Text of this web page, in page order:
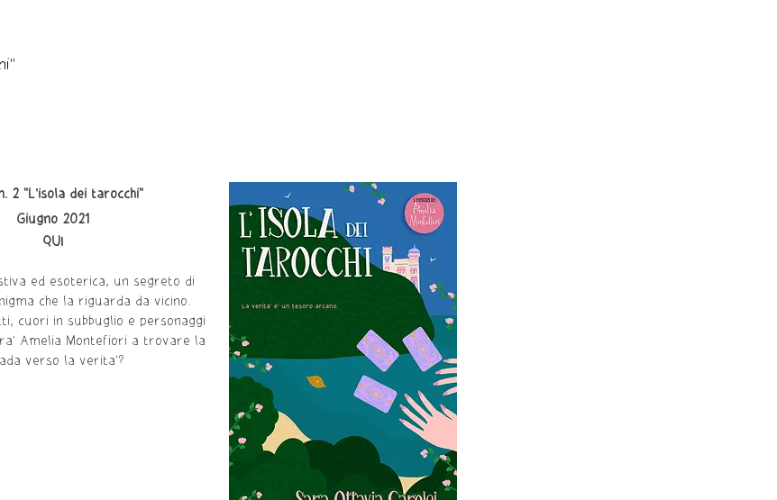
2 "L'isola dei tarocchi"
Giugno 2021
QUI
ed esoterica, un segreto di
che la riguarda da vicino.
cuori in subbuglio e personaggi
Amelia Montefiori a trovare la
verso la verita'?